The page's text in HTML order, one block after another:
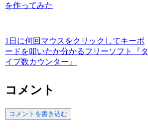
を作ってみた
1日に何回マウスをクリックしてキーボ
ードを叩いたか分かるフリーソフト『タ
イプ数カウンター』
コメント
コメントを書き込む